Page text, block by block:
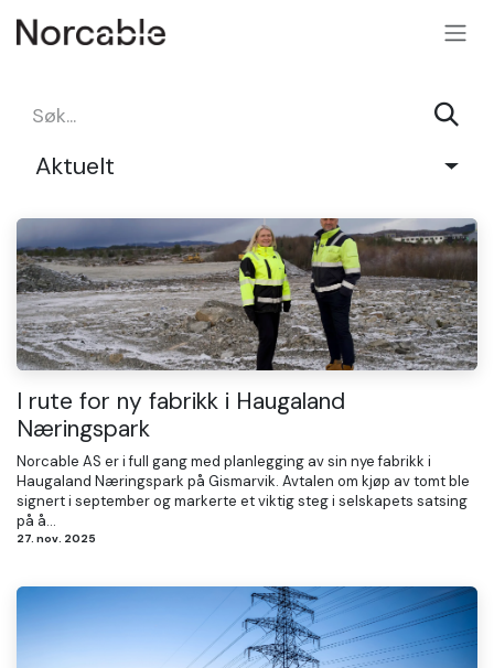
Aktuelt
I rute for ny fabrikk i Haugaland
Næringspark
Norcable AS er i full gang med planlegging av sin nye fabrikk i
Haugaland Næringspark på Gismarvik. Avtalen om kjøp av tomt ble
signert i september og markerte et viktig steg i selskapets satsing
på å...
27. nov. 2025